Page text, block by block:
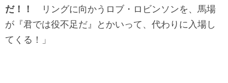
だ！！
リングに向かうロブ・ロビンソンを、馬場
が『君では役不足だ』とかいって、代わりに入場し
てくる！」